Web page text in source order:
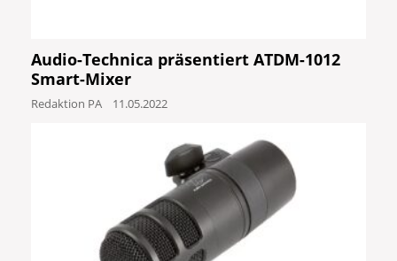
Audio-Technica präsentiert ATDM-1012
Smart-Mixer
Redaktion PA 11.05.2022